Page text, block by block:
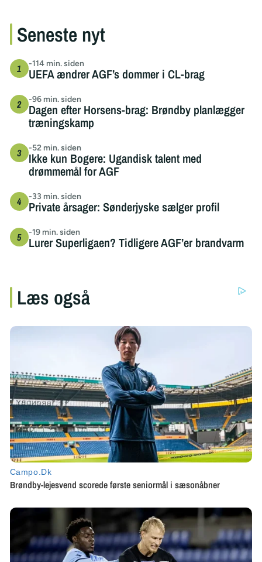
Seneste nyt
-114 min. siden
UEFA ændrer AGF’s dommer i CL-brag
-96 min. siden
Dagen efter Horsens-brag: Brøndby planlægger
træningskamp
-52 min. siden
Ikke kun Bogere: Ugandisk talent med
drømmemål for AGF
-33 min. siden
Private årsager: Sønderjyske sælger profil
-19 min. siden
Lurer Superligaen? Tidligere AGF’er brandvarm